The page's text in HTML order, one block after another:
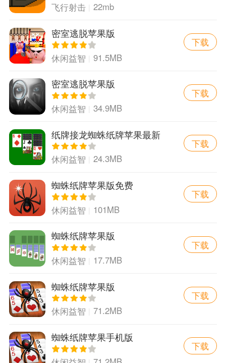
飞行射击 22mb
密室逃脱苹果版
休闲益智 91.5MB
下载
密室逃脱苹果版
休闲益智 34.9MB
下载
纸牌接龙蜘蛛纸牌苹果最新
版
休闲益智 24.3MB
下载
蜘蛛纸牌苹果版免费
休闲益智 101MB
下载
蜘蛛纸牌苹果版
休闲益智 17.7MB
下载
蜘蛛纸牌苹果版
休闲益智 71.2MB
下载
蜘蛛纸牌苹果手机版
下载